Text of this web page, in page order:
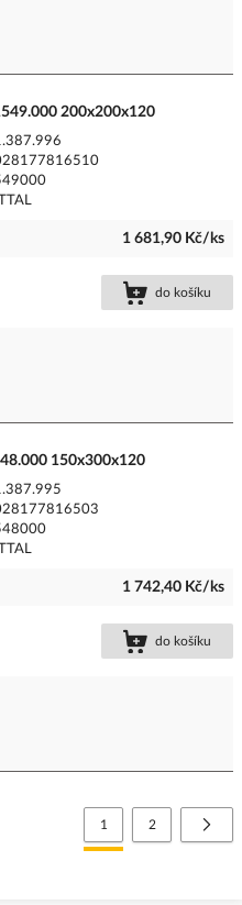
200x200x120
1 681,90 Kč/ks
do košíku
150x300x120
1 742,40 Kč/ks
do košíku
Stránka
Právě si prohlížíte
1 Stránka
2